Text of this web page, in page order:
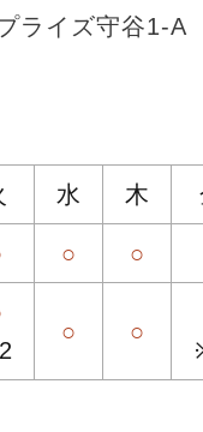
ライズ守谷1-A
水 木
○ ○
○ ○